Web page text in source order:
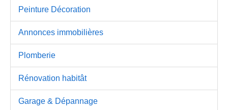
Peinture Décoration
Annonces immobilières
Plomberie
Rénovation habitât
Garage & Dépannage